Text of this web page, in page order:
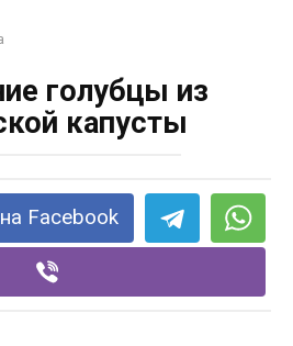
голубцы из
капусты
Facebook